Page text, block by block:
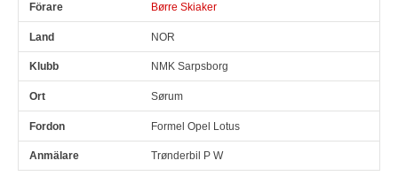
Børre Skiaker
NOR
NMK Sarpsborg
Sørum
Formel Opel Lotus
Trønderbil P W